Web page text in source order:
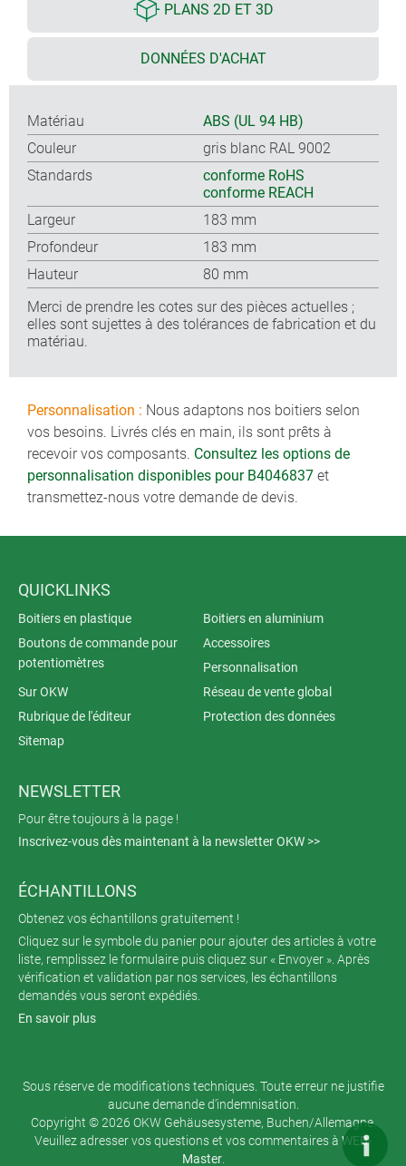
PLANS 2D ET 3D
DONNÉES D'ACHAT
Matériau
ABS (UL 94 HB)
Couleur
gris blanc RAL 9002
Standards
conforme RoHS
conforme REACH
Largeur
183 mm
Profondeur
183 mm
Hauteur
80 mm
Merci de prendre les cotes sur des pièces actuelles ;
elles sont sujettes à des tolérances de fabrication et du
matériau.
Personnalisation : Nous adaptons nos boitiers selon
vos besoins. Livrés clés en main, ils sont prêts à
recevoir vos composants. Consultez les options de
personnalisation disponibles pour B4046837 et
transmettez-nous votre demande de devis.
QUICKLINKS
Boitiers en plastique
Boitiers en aluminium
Boutons de commande pour
potentiomètres
Accessoires
Personnalisation
Sur OKW
Réseau de vente global
Rubrique de l'éditeur
Protection des données
Sitemap
NEWSLETTER
Pour être toujours à la page !
Inscrivez-vous dès maintenant à la newsletter OKW >>
ÉCHANTILLONS
Obtenez vos échantillons gratuitement !
Cliquez sur le symbole du panier pour ajouter des articles à votre
liste, remplissez le formulaire puis cliquez sur « Envoyer ». Après
vérification et validation par nos services, les échantillons
demandés vous seront expédiés.
En savoir plus
Sous réserve de modifications techniques. Toute erreur ne justifie
aucune demande d’indemnisation.
Copyright © 2026 OKW Gehäusesysteme, Buchen/Allemagne.
Veuillez adresser vos questions et vos commentaires à WEB-
Master.